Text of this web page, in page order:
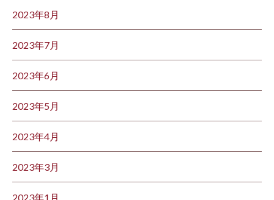
2023年8月
2023年7月
2023年6月
2023年5月
2023年4月
2023年3月
2023年1月